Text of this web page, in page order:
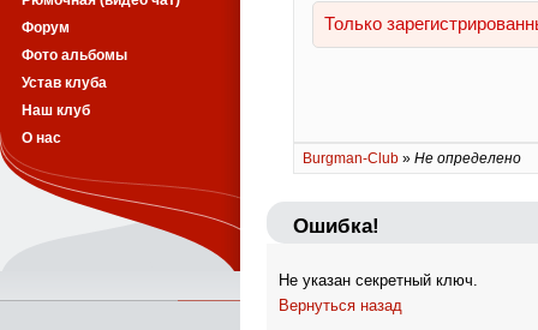
Burgman-Club » Не определено
Ошибка!
Не указан секретный ключ.
Вернуться назад
Форум
Фото альбомы
Устав клуба
Наш клуб
О нас